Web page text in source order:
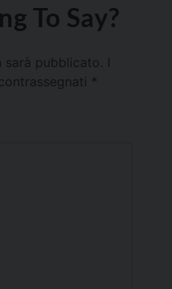
To Say?
sarà pubblicato.
*